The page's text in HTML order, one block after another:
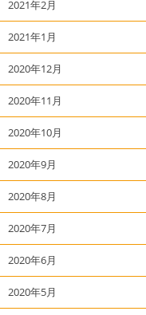
2021年2月
2021年1月
2020年12月
2020年11月
2020年10月
2020年9月
2020年8月
2020年7月
2020年6月
2020年5月